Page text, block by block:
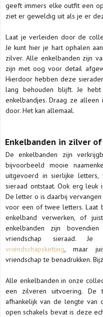
geeft immers elke outfit een
ziet er geweldig uit als je er
Laat je verleiden door de
Je kunt hier je hart ophalen
zilver. Alle enkelbanden zijn
zijn met oog voor detail
Hierdoor hebben deze
lang behouden blijft. Je
enkelbandjes. Draag ze
door. Het kan allemaal.
Enkelbanden in zilver
De enkelbanden zijn
bijvoorbeeld mooie
uitgevoerd in sierlijke
sieraad ontstaat. Ook erg leuk
De letter o is daarbij
voor een of twee letters. Laat
enkelband verwerken, of
enkelbanden zijn
vriendschap sieraad.
vriendschapsketting, maar
vriendschap te benadrukken.
Alle enkelbanden in onze
een zilveren uitvoering.
afhankelijk van de lengte van
open schakels bevat is deze